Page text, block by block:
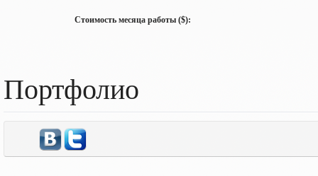
Стоимость месяца работы ($):
Портфолио